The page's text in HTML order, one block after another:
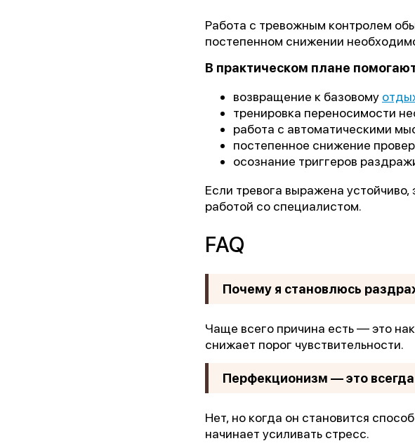
Работа с тревожным контролем
постепенном снижении
В практическом плане
возвращение к базовому
тренировка переносимости
работа с автоматическими
постепенное снижение
осознание триггеров
Если тревога выражена
работой со специалистом.
FAQ
Почему я становлюсь
Чаще всего причина есть — это
снижает порог чувствительности.
Перфекционизм — это
Нет, но когда он становится
начинает усиливать стресс.